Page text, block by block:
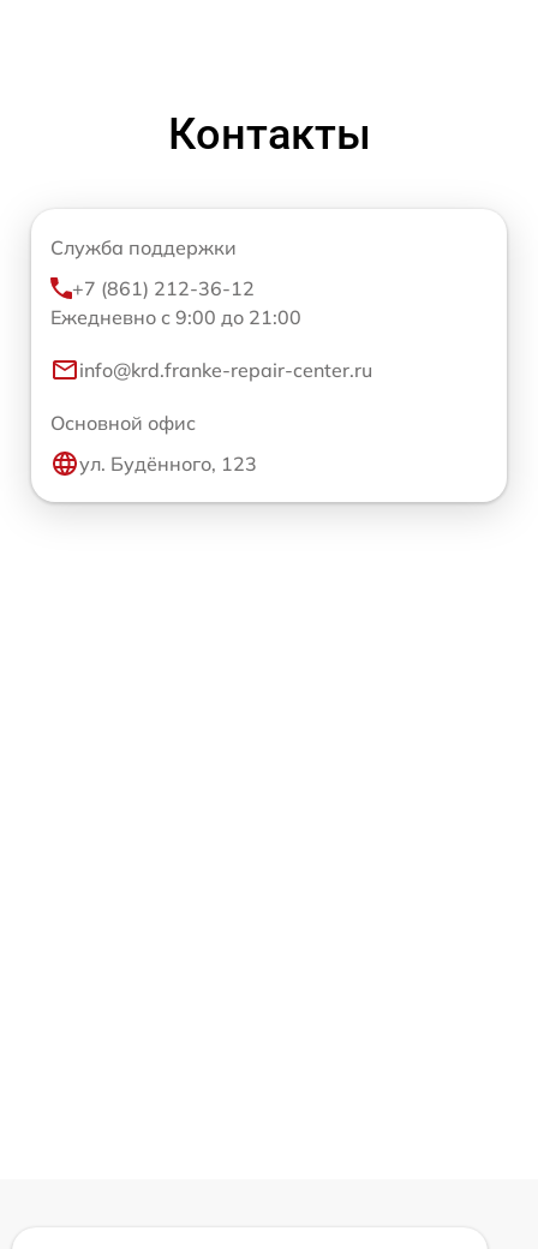
Контакты
Служба поддержки
+7 (861) 212-36-12
Ежедневно с 9:00 до 21:00
info@krd.franke-repair-center.ru
Основной офис
ул. Будённого, 123